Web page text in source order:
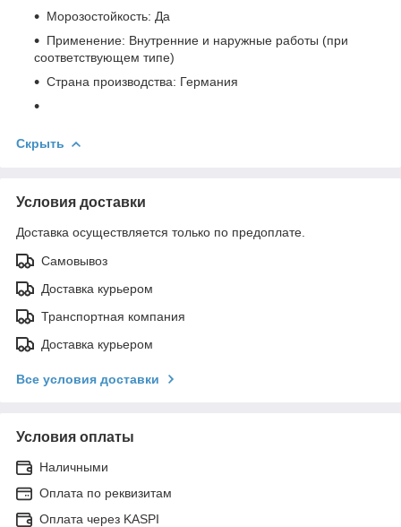
Морозостойкость: Да
Применение: Внутренние и наружные работы (при
соответствующем типе)
Страна производства: Германия
Скрыть
Условия доставки
Доставка осуществляется только по предоплате.
Самовывоз
Доставка курьером
Транспортная компания
Доставка курьером
Все условия доставки
Условия оплаты
Наличными
Оплата по реквизитам
Оплата через KASPI